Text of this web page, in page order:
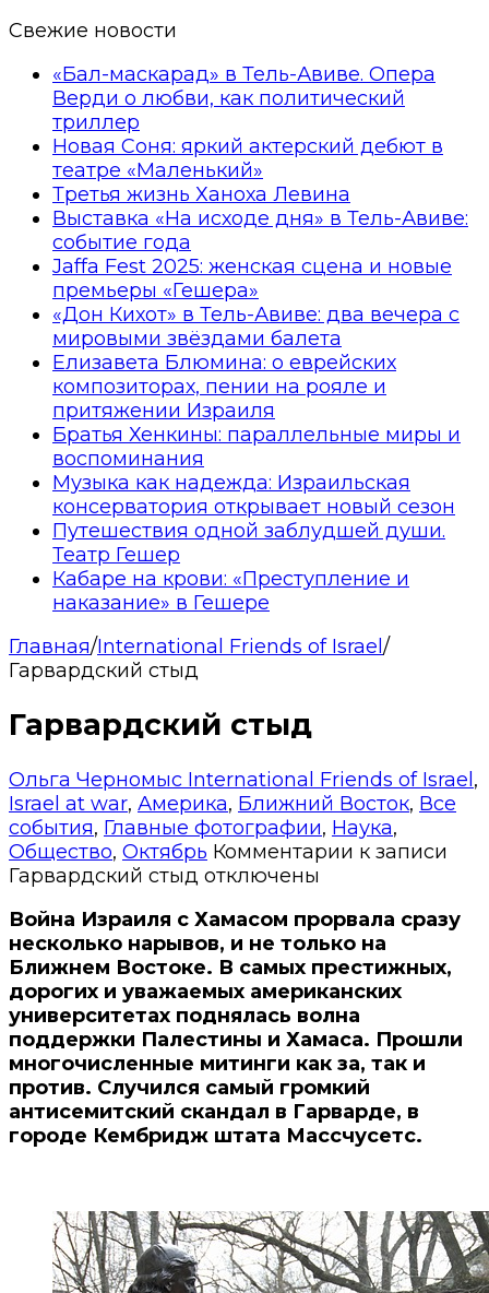
Свежие новости
«Бал-маскарад» в Тель-Авиве. Опера
Верди о любви, как политический
триллер
Новая Соня: яркий актерский дебют в
театре «Маленький»
Третья жизнь Ханоха Левина
Выставка «На исходе дня» в Тель-Авиве:
событие года
Jaffa Fest 2025: женская сцена и новые
премьеры «Гешера»
«Дон Кихот» в Тель-Авиве: два вечера с
мировыми звёздами балета
Елизавета Блюмина: о еврейских
композиторах, пении на рояле и
притяжении Израиля
Братья Хенкины: параллельные миры и
воспоминания
Музыка как надежда: Израильская
консерватория открывает новый сезон
Путешествия одной заблудшей души.
Театр Гешер
Кабаре на крови: «Преступление и
наказание» в Гешере
Главная/International Friends of Israel /
Гарвардский стыд
Гарвардский стыд
Ольга Черномыс International Friends of Israel,
Israel at war, Америка, Ближний Восток, Все
события, Главные фотографии, Наука,
Общество, Октябрь Комментарии к записи
Гарвардский стыд отключены
Война Израиля с Хамасом прорвала сразу
несколько нарывов, и не только на
Ближнем Востоке. В самых престижных,
дорогих и уважаемых американских
университетах поднялась волна
поддержки Палестины и Хамаса. Прошли
многочисленные митинги как за, так и
против. Случился самый громкий
антисемитский скандал в Гарварде, в
городе Кембридж штата Массчусетс.